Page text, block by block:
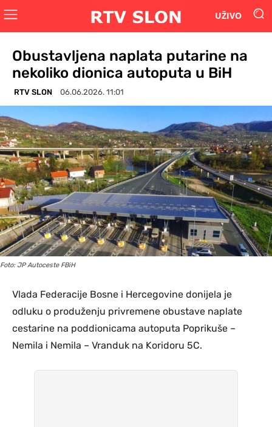
UŽIVO
Obustavljena naplata putarine na
nekoliko dionica autoputa u BiH
RTV SLON 06.06.2026. 11:01
Foto: JP Autoceste FBiH
Vlada Federacije Bosne i Hercegovine donijela je
odluku o produženju privremene obustave naplate
cestarine na poddionicama autoputa Poprikuše –
Nemila i Nemila – Vranduk na Koridoru 5C.